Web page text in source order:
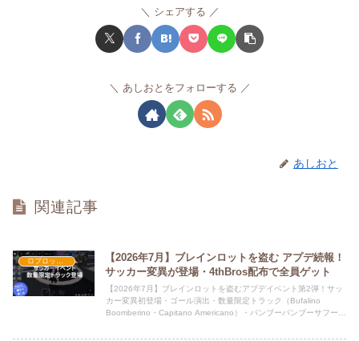
シェアする
あしおとをフォローする
あしおと
関連記事
ロブロックス
【2026年7月】ブレインロットを盗む アプデ続報！
サッカー変異が登場・4thBros配布で全員ゲット
【2026年7月】ブレインロットを盗むアプデイベント第2弾！サッ
カー変異初登場・ゴール演出・数量限定トラック（Bufalino
Boomberino・Capitano Americano）・バンブーバンブーサフール